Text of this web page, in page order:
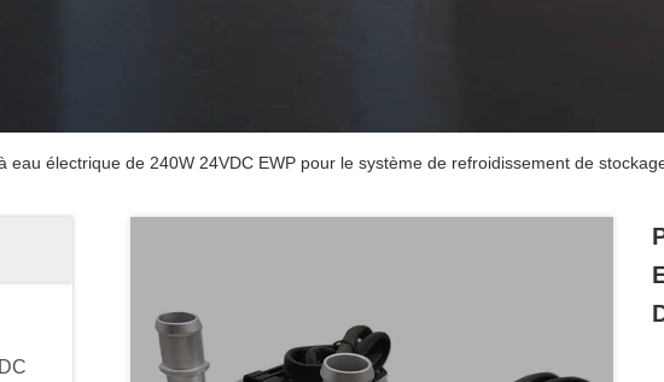
eau électrique de 240W 24VDC EWP pour le système de refroidissement de